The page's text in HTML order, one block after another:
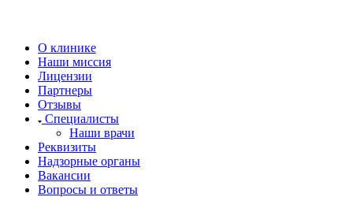
О клинике
Наши миссия
Лицензии
Партнеры
Отзывы
Специалисты
Наши врачи
Реквизиты
Надзорные органы
Вакансии
Вопросы и ответы